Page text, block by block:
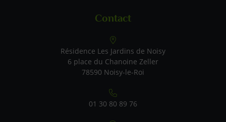
Contact
Résidence Les Jardins de Noisy
6 place du Chanoine Zeller
78590 Noisy-le-Roi
01 30 80 89 76